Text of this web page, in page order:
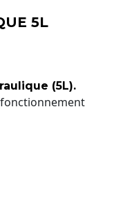
5L
(5L).